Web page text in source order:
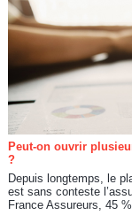
Peut-on ouvrir
?
Depuis longtemps, le
est sans conteste
France Assureurs, 45